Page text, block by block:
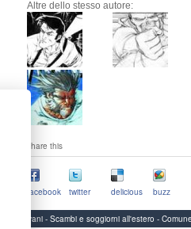
Altre dello stesso autore:
share this
facebook twitter delicious buzz
per i giovani - Scambi e soggiorni all'estero -